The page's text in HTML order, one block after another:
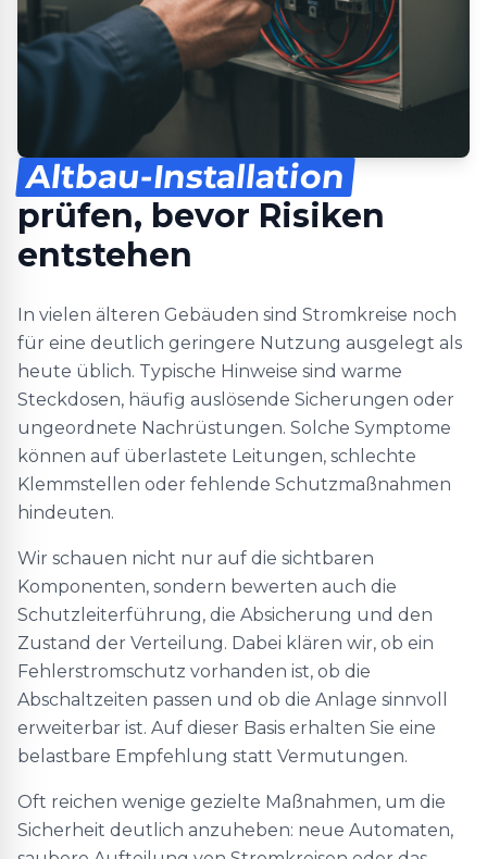
Altbau-Installation
prüfen, bevor Risiken
entstehen
In vielen älteren Gebäuden sind Stromkreise noch
für eine deutlich geringere Nutzung ausgelegt als
heute üblich. Typische Hinweise sind warme
Steckdosen, häufig auslösende Sicherungen oder
ungeordnete Nachrüstungen. Solche Symptome
können auf überlastete Leitungen, schlechte
Klemmstellen oder fehlende Schutzmaßnahmen
hindeuten.
Wir schauen nicht nur auf die sichtbaren
Komponenten, sondern bewerten auch die
Schutzleiterführung, die Absicherung und den
Zustand der Verteilung. Dabei klären wir, ob ein
Fehlerstromschutz vorhanden ist, ob die
Abschaltzeiten passen und ob die Anlage sinnvoll
erweiterbar ist. Auf dieser Basis erhalten Sie eine
belastbare Empfehlung statt Vermutungen.
Oft reichen wenige gezielte Maßnahmen, um die
Sicherheit deutlich anzuheben: neue Automaten,